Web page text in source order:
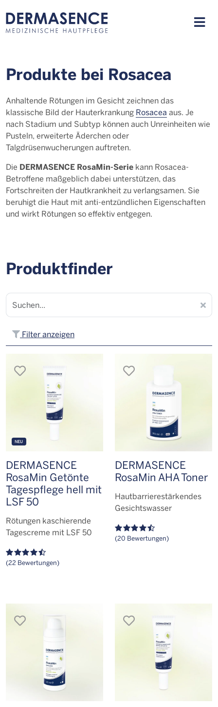
Produkte bei Rosacea
Anhaltende Rötungen im Gesicht zeichnen das
klassische Bild der Hauterkrankung Rosacea aus. Je
nach Stadium und Subtyp können auch Unreinheiten wie
Pusteln, erweiterte Äderchen oder
Talgdrüsenwucherungen auftreten.
Die DERMASENCE RosaMin-Serie kann Rosacea-
Betroffene maßgeblich dabei unterstützen, das
Fortschreiten der Hautkrankheit zu verlangsamen. Sie
beruhigt die Haut mit anti-entzündlichen Eigenschaften
und wirkt Rötungen so effektiv entgegen.
Produktfinder
Filter anzeigen
merken
NEU
DERMASENCE
RosaMin Getönte
Tagespflege hell mit
LSF 50
Rötungen kaschierende
Tagescreme mit LSF 50
(22 Bewertungen)
merken
DERMASENCE
RosaMin AHA Toner
Hautbarriere­stärkendes
Gesichtswasser
(20 Bewertungen)
merken merken